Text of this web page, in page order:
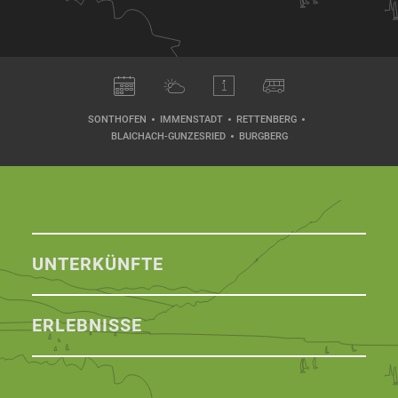
SONTHOFEN IMMENSTADT
RETTENBERG
BLAICHACH-GUNZESRIED
BURGBERG
UNTERKÜNFTE
ERLEBNISSE